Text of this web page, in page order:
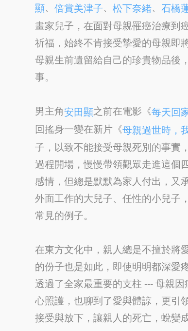
顯、 倍賞美津子、 松下奈緒、 石橋
畫家兒子，在面對母親罹癌治療到
祈福，始終不肯接受摯愛的母親即
母親生前遺留給自己的珍貴物品後
事。
男主角安田顯之前在電影《每天回
回搖身一變在新片《母親過世時，
子，以致不能接受母親死別的事實
過程開場，慢慢帶領觀眾走進這個
感情，但總是默默為家人付出，又
外面工作的大兒子、任性的小兒子
常見的例子。
在東方文化中，親人總是不擅於將
的份子也是如此，即使明明都深愛
透過了全家最重要的支柱 --- 母親
心照護，也聊到了愛與體諒，更引
接受與放下，讓親人的死亡，蛻變